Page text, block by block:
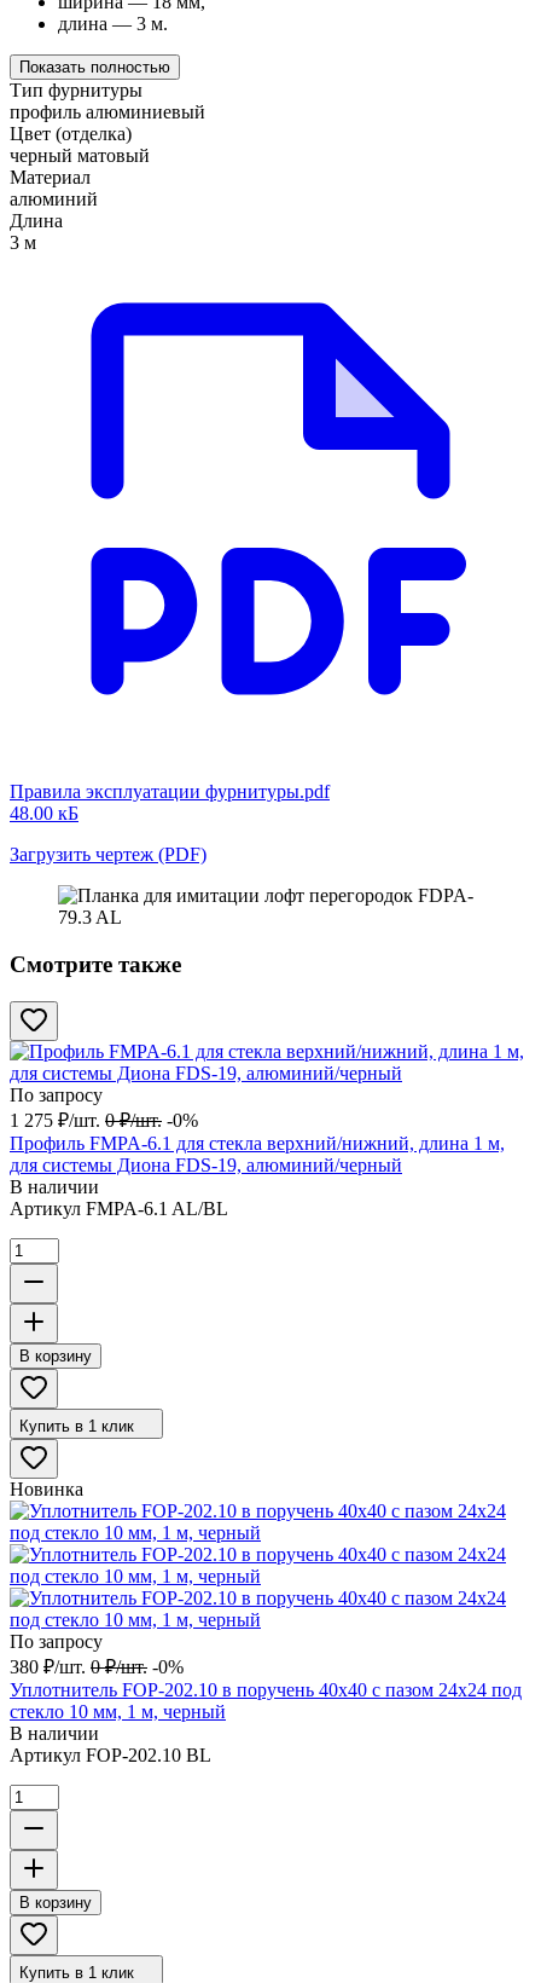
длина — 3 м.
Показать полностью
Тип фурнитуры
профиль алюминиевый
Цвет (отделка)
черный матовый
Материал
алюминий
Длина
3 м
Правила эксплуатации фурнитуры.pdf
48.00 кБ
Загрузить чертеж (PDF)
Смотрите также
По запросу
1 275 ₽/шт. 0 ₽/шт. -0%
Профиль FMPA-6.1 для стекла верхний/нижний, длина 1 м,
для системы Диона FDS-19, алюминий/черный
В наличии
Артикул FMPA-6.1 AL/BL
В корзину
Купить в 1 клик
Новинка
По запросу
380 ₽/шт. 0 ₽/шт. -0%
Уплотнитель FOP-202.10 в поручень 40х40 с пазом 24х24 под
стекло 10 мм, 1 м, черный
В наличии
Артикул FOP-202.10 BL
В корзину
Купить в 1 клик